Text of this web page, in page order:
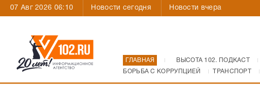
07 Авг 2026 06:10 Новости сегодня Новости вчера
ГЛАВНАЯ ВЫСОТА 102. ПОДКАСТ
БОРЬБА С КОРРУПЦИЕЙ
ТРАНСПОРТ